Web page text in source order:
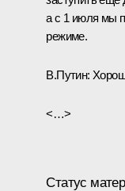
а с 1 июля мы
режиме.
В.Путин:
<…>
Статус